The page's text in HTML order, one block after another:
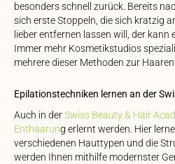
besonders schnell zurück. Bereits
sich erste Stoppeln, die sich kratzig
lieber entfernen lassen will, der kann
Immer mehr Kosmetikstudios
mehrere dieser Methoden zur
Epilationstechniken lernen an der
Auch in derSwiss Beauty & Hair
Enthaarung erlernt werden. Hier
verschiedenen Hauttypen und die
werden Ihnen mithilfe modernster